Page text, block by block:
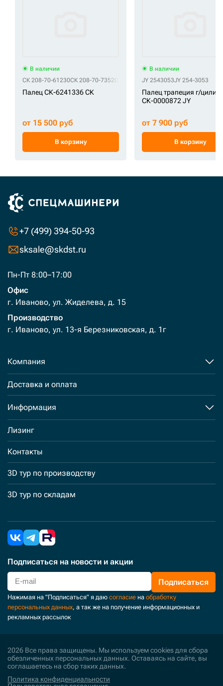
В наличии
СК 208-70-61230СК 208-70-73520
Палец СК-6241336 СК
от 15 500 руб
В корзину
В наличии
JY 2543053JY 254-3053
Палец трапеция г/
СК-0000872 JY
от 7 900 руб
В корзину
+7 (499) 394-50-93
sksale@skdst.ru
Пн-Пт 8:00–17:00
Офис
г. Иваново, ул. Жиделева, д. 15
Производство
г. Иваново, ул. 13-я Березниковская, д. 1г
Компания
Доставка и оплата
Информация
Лизинг
Контакты
3D тур по производству
3D тур по складам
Подписаться на новости и акции
Подписаться
Нажимая на "Подписаться" я даю согласие на обработку
персональных данных, а так же на получение информационных и
рекламных рассылок
2026 Все права защищены. Мы используем cookies для сбора
обезличенных персональных данных. Оставаясь на сайте, вы
соглашаетесь на сбор таких данных.
Политика конфиденциальности